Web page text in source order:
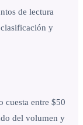
de lectura
clasificación y
cuesta entre $50
del volumen y